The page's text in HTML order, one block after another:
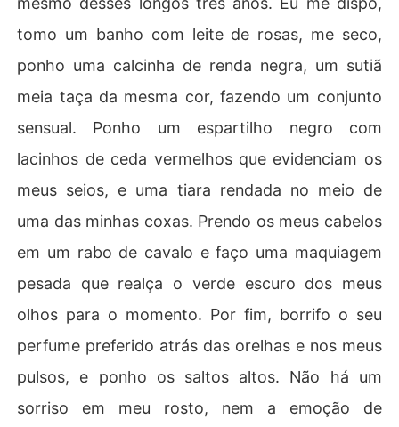
tomo um banho com leite de rosas, me seco,
ponho uma calcinha de renda negra, um sutiã
meia taça da mesma cor, fazendo um conjunto
sensual. Ponho um espartilho negro com
lacinhos de ceda vermelhos que evidenciam os
meus seios, e uma tiara rendada no meio de
uma das minhas coxas. Prendo os meus cabelos
em um rabo de cavalo e faço uma maquiagem
pesada que realça o verde escuro dos meus
olhos para o momento. Por fim, borrifo o seu
perfume preferido atrás das orelhas e nos meus
pulsos, e ponho os saltos altos. Não há um
sorriso em meu rosto, nem a emoção de